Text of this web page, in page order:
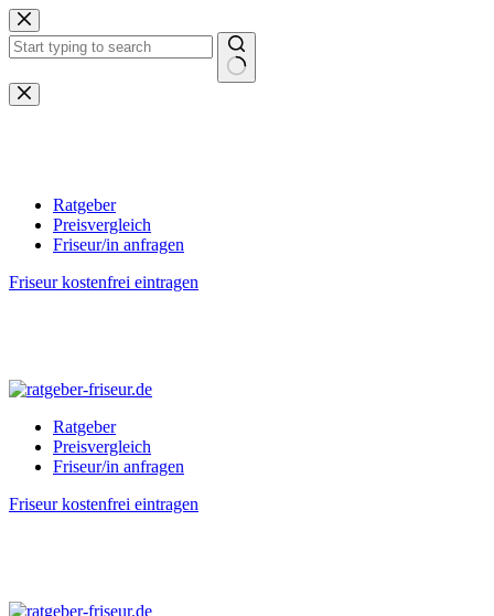
Zum
Inhalt
springen
Keine
Ergebnisse
Ratgeber
Preisvergleich
Friseur/in anfragen
Friseur kostenfrei eintragen
Ratgeber
Preisvergleich
Friseur/in anfragen
Friseur kostenfrei eintragen